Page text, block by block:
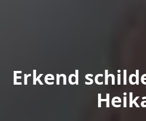
Erkend